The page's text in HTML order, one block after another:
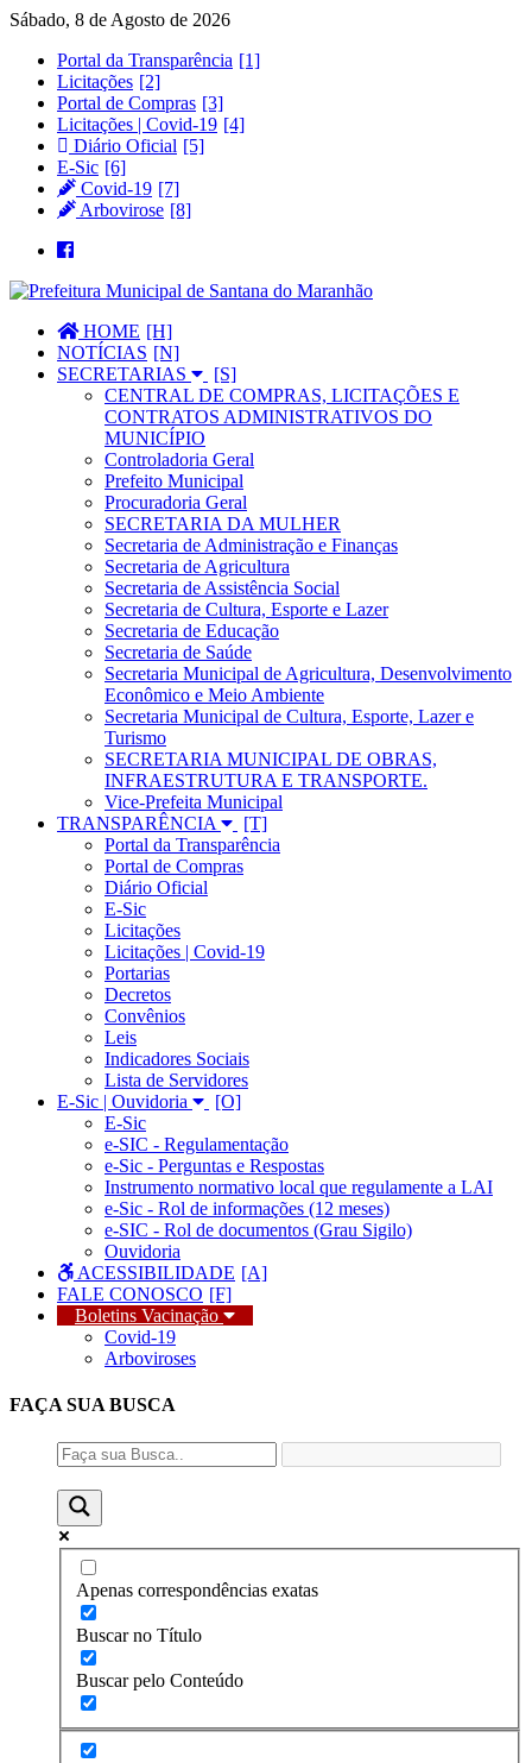
Sábado, 8 de Agosto de 2026
Portal da Transparência
Licitações
Portal de Compras
Licitações | Covid-19
Diário Oficial
E-Sic
Covid-19
Arbovirose
HOME
NOTÍCIAS
SECRETARIAS
CENTRAL DE COMPRAS, LICITAÇÕES E
CONTRATOS ADMINISTRATIVOS DO
MUNICÍPIO
Controladoria Geral
Prefeito Municipal
Procuradoria Geral
SECRETARIA DA MULHER
Secretaria de Administração e Finanças
Secretaria de Agricultura
Secretaria de Assistência Social
Secretaria de Cultura, Esporte e Lazer
Secretaria de Educação
Secretaria de Saúde
Secretaria Municipal de Agricultura, Desenvolvimento
Econômico e Meio Ambiente
Secretaria Municipal de Cultura, Esporte, Lazer e
Turismo
SECRETARIA MUNICIPAL DE OBRAS,
INFRAESTRUTURA E TRANSPORTE.
Vice-Prefeita Municipal
TRANSPARÊNCIA
Portal da Transparência
Portal de Compras
Diário Oficial
E-Sic
Licitações
Licitações | Covid-19
Portarias
Decretos
Convênios
Leis
Indicadores Sociais
Lista de Servidores
E-Sic | Ouvidoria
E-Sic
e-SIC - Regulamentação
e-Sic - Perguntas e Respostas
Instrumento normativo local que regulamente a LAI
e-Sic - Rol de informações (12 meses)
e-SIC - Rol de documentos (Grau Sigilo)
Ouvidoria
ACESSIBILIDADE
FALE CONOSCO
Boletins Vacinação
Covid-19
Arboviroses
FAÇA SUA BUSCA
Apenas correspondências exatas
Buscar no Título
Buscar pelo Conteúdo